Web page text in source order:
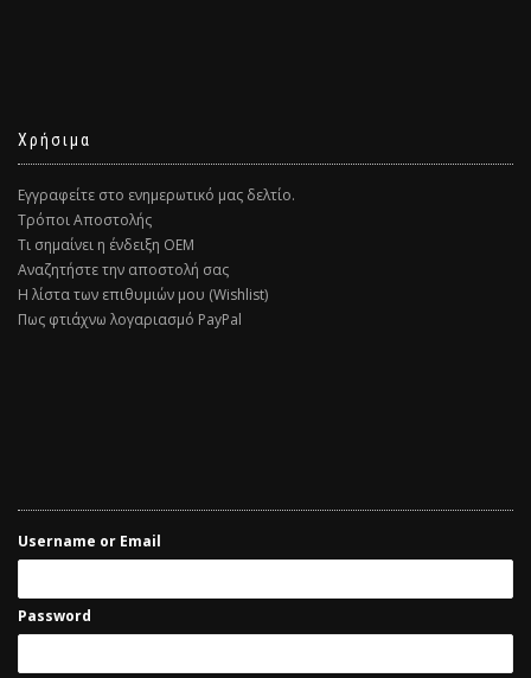
Χρήσιμα
Εγγραφείτε στο ενημερωτικό μας δελτίο.
Τρόποι Αποστολής
Τι σημαίνει η ένδειξη ΟΕΜ
Αναζητήστε την αποστολή σας
Η λίστα των επιθυμιών μου (Wishlist)
Πως φτιάχνω λογαριασμό PayPal
Username or Email
Password